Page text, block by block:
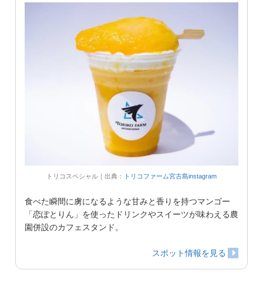
トリコスペシャル｜出典： トリコファーム宮古島instagram
食べた瞬間に虜になるような甘みと香りを持つマンゴー
「恋ぽとりん」を使ったドリンクやスイーツが味わえる農
園併設のカフェスタンド。
スポット情報を見る